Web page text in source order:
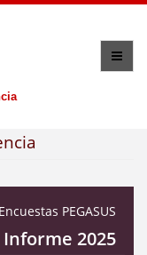
Encuestas PEGASUS
Informe 2025